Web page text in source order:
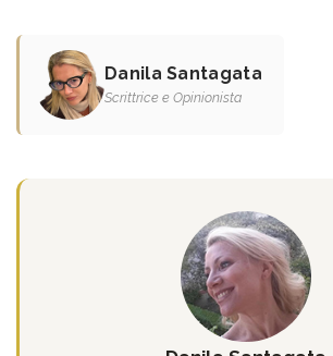
Danila Santagata
Scrittrice e Opinionista